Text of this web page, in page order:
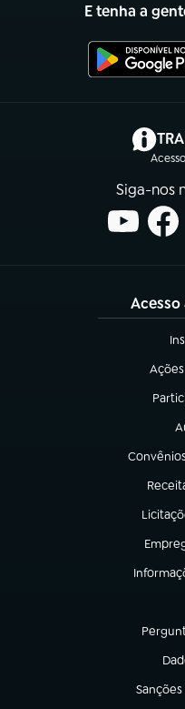
E tenha a
Siga-nos
(abre
(abre
(abre em
(abre
(abre
(abre
(abre
(abre
(abre